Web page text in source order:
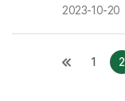
2023-10-20
1 2